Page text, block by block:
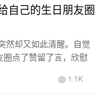
自己的生日朋友圈
然却又如此清醒。自觉
点了赞留了言，欣慰
1.1K